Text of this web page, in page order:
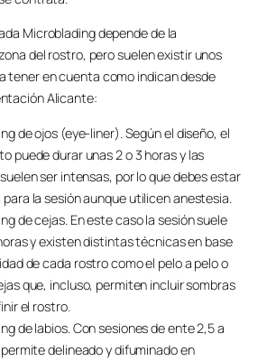
Microblading depende de la
del rostro, pero suelen existir unos
tener en cuenta como indican desde
Alicante:
de ojos (eye-liner). Según el diseño, el
puede durar unas 2 o 3 horas y las
ser intensas, por lo que debes estar
la sesión aunque utilicen anestesia.
de cejas. En este caso la sesión suele
y existen distintas técnicas en base
de cada rostro como el pelo a pelo o
que, incluso, permiten incluir sombras
el rostro.
de labios. Con sesiones de ente 2,5 a
delineado y difuminado en